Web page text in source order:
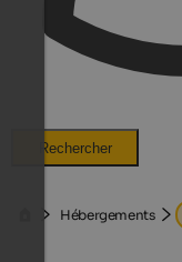
Rechercher
Hébergements